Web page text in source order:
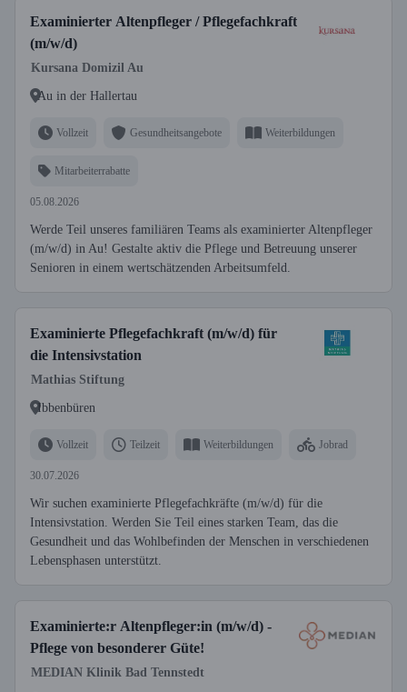
Examinierter Altenpfleger / Pflegefachkraft
(m/w/d)
Kursana Domizil Au
Au in der Hallertau
Vollzeit Gesundheitsangebote Weiterbildungen
Mitarbeiterrabatte
05.08.2026
Werde Teil unseres familiären Teams als examinierter Altenpfleger
(m/w/d) in Au! Gestalte aktiv die Pflege und Betreuung unserer
Senioren in einem wertschätzenden Arbeitsumfeld.
Examinierte Pflegefachkraft (m/w/d) für
die Intensivstation
Mathias Stiftung
Ibbenbüren
Vollzeit Teilzeit Weiterbildungen Jobrad
30.07.2026
Wir suchen examinierte Pflegefachkräfte (m/w/d) für die
Intensivstation. Werden Sie Teil eines starken Team, das die
Gesundheit und das Wohlbefinden der Menschen in verschiedenen
Lebensphasen unterstützt.
Examinierte:r Altenpfleger:in (m/w/d) -
Pflege von besonderer Güte!
MEDIAN Klinik Bad Tennstedt